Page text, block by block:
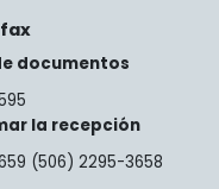
documentos
la recepción
(506) 2295-3658